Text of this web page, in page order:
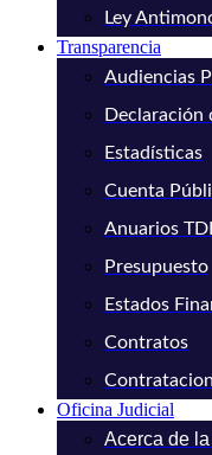
Ley
Transparencia
Audiencias
Declaración
Estadísticas
Cuenta
Anuarios
Presupuesto
Estados
Contratos
Oficina Judicial
Acerca de